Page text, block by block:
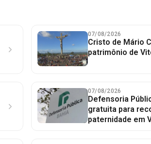
07/08/2026
Cristo de Mário
patrimônio de
07/08/2026
Defensoria
gratuita para
paternidade em